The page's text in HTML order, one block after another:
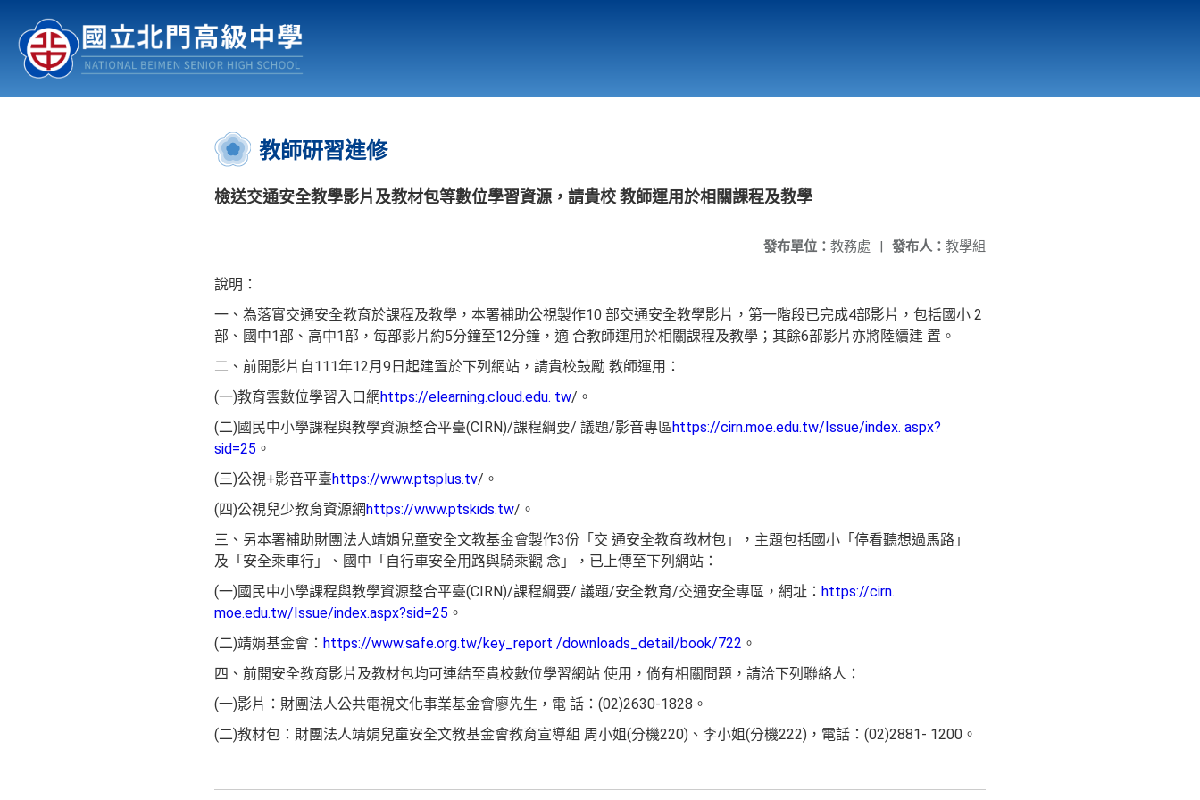
認識北中 行事曆
:::
教師研習進修
檢送交通安全教學影片及教材包等數位學習資源，請貴校 教師運用於相關課程及教學
發布人： 教學組
發布單位： 教務處 |
說明：
一、為落實交通安全教育於課程及教學，本署補助公視製作10 部交通安全教學影片，第一階段已完成4部影片，包括國小 2
部、國中1部、高中1部，每部影片約5分鐘至12分鐘，適 合教師運用於相關課程及教學；其餘6部影片亦將陸續建 置。
二、前開影片自111年12月9日起建置於下列網站，請貴校鼓勵 教師運用：
(一)教育雲數位學習入口網https://elearning.cloud.edu. tw/。
(二)國民中小學課程與教學資源整合平臺(CIRN)/課程綱要/ 議題/影音專區https://cirn.moe.edu.tw/Issue/index. aspx?
sid=25 。
(三)公視+影音平臺https://www.ptsplus.tv/。
(四)公視兒少教育資源網https://www.ptskids.tw/。
三、另本署補助財團法人靖娟兒童安全文教基金會製作3份「交 通安全教育教材包」，主題包括國小「停看聽想過馬路」
及「安全乘車行」、國中「自行車安全用路與騎乘觀 念」，已上傳至下列網站：
(一)國民中小學課程與教學資源整合平臺(CIRN)/課程綱要/ 議題/安全教育/交通安全專區，網址： https://cirn.
moe.edu.tw/Issue/index.aspx?sid=25 。
(二)靖娟基金會： https://www.safe.org.tw/key_report /downloads_detail/book/722 。
四、前開安全教育影片及教材包均可連結至貴校數位學習網站 使用，倘有相關問題，請洽下列聯絡人：
(一)影片：財團法人公共電視文化事業基金會廖先生，電 話：(02)2630-1828。
(二)教材包：財團法人靖娟兒童安全文教基金會教育宣導組 周小姐(分機220)、李小姐(分機222)，電話：(02)2881- 1200。